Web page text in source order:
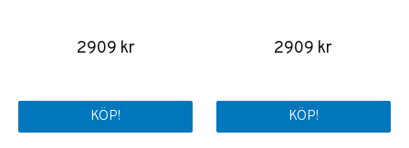
2909 kr
KÖP!
2909 kr
KÖP!